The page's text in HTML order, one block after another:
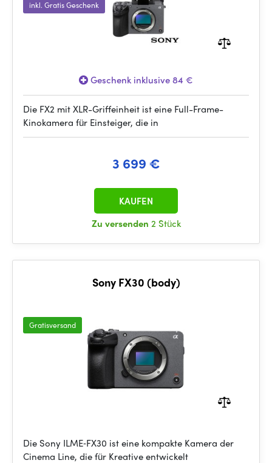
inkl. Gratis Geschenk
Geschenk inklusive 84 €
Die FX2 mit XLR-Griffeinheit ist eine Full-Frame-
Kinokamera für Einsteiger, die in
3 699 €
Zu versenden 2 Stück
KAUFEN
Sony FX30 (body)
Gratisversand
Die Sony ILME‑FX30 ist eine kompakte Kamera der
Cinema Line, die für Kreative entwickelt